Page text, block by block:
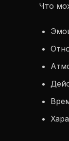
Что